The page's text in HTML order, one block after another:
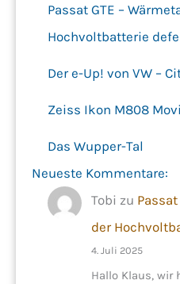
Passat GTE –
Hochvoltbatterie
Der e-Up! von VW –
Zeiss Ikon M808
Das Wupper-Tal
Neueste Kommentare:
Tobi zu
der
4. Juli 2025
Hallo Klaus, wir